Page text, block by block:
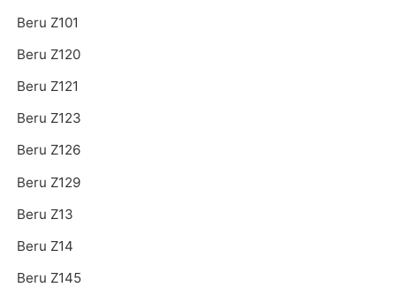
Beru Z101
Beru Z120
Beru Z121
Beru Z123
Beru Z126
Beru Z129
Beru Z13
Beru Z14
Beru Z145